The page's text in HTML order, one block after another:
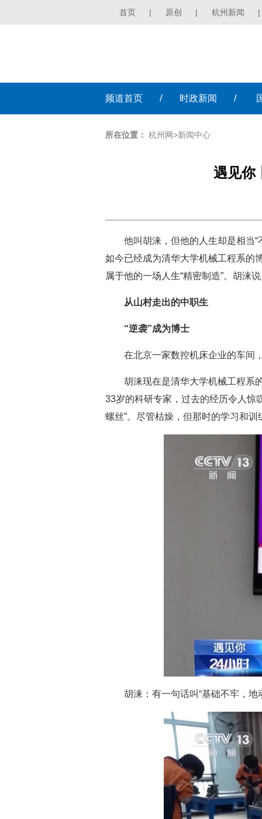
首页 | 原创 | 杭州新闻 |
频道首页 / 时政新闻 /
所在位置： 杭州网>新闻中心
遇见你
他叫胡涞，但他的人生却是相当
如今已经成为清华大学机械工程系的
属于他的一场人生“精密制造”。胡涞
从山村走出的中职生
“逆袭”成为博士
在北京一家数控机床企业的车间
胡涞现在是清华大学机械工程系
33岁的科研专家，过去的经历令人惊
螺丝”。尽管枯燥，但那时的学习和
胡涞：有一句话叫“基础不牢，